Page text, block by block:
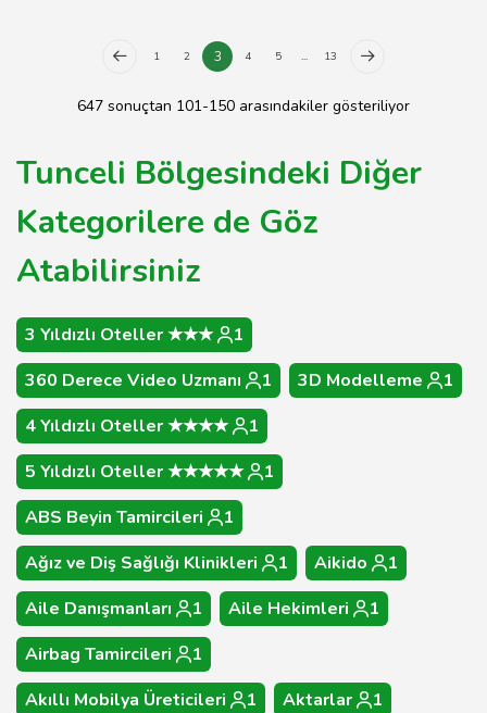
1 2 3 4 5 ... 13
647 sonuçtan 101-150 arasındakiler gösteriliyor
Tunceli Bölgesindeki Diğer
Kategorilere de Göz
Atabilirsiniz
3 Yıldızlı Oteller ★★★
1
360 Derece Video Uzmanı
1 3D Modelleme
1
4 Yıldızlı Oteller ★★★★
1
5 Yıldızlı Oteller ★★★★★
1
ABS Beyin Tamircileri
1
Ağız ve Diş Sağlığı Klinikleri
1 Aikido
1
Aile Danışmanları
1 Aile Hekimleri
1
Airbag Tamircileri
1
Akıllı Mobilya Üreticileri
1 Aktarlar
1